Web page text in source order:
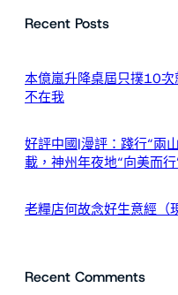
Recent Posts
本億嵐升降桌屆只撲10
不在我
好評中國|漫評：踐行“兩
載，神州年夜地“向美而行
老糧店何故念好生意經（
Recent Comments